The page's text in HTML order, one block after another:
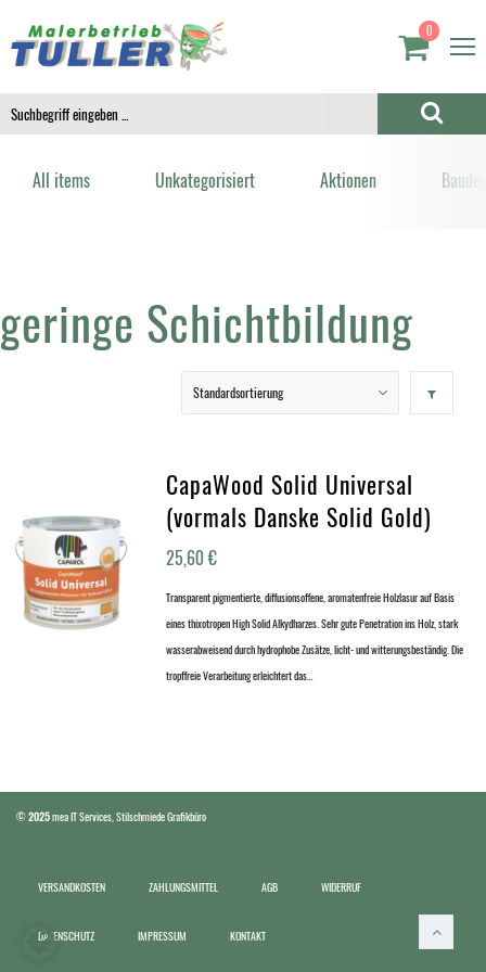
0
All items Unkategorisiert Aktionen
geringe Schichtbildung
CapaWood Solid Universal
(vormals Danske Solid Gold)
25,60€
Transparent pigmentierte, diffusionsoffene, aromatenfreie Holzlasur auf Basis
eines thixotropen High Solid Alkydharzes. Sehr gute Penetration ins Holz, stark
wasserabweisend durch hydrophobe Zusätze, licht- und witterungsbeständig. Die
tropffreie Verarbeitung erleichtert das…
©2025mea IT Services Stilschmiede Grafikbüro
VERSANDKOSTEN ZAHLUNGSMITTEL AGB WIDERRUF
DATENSCHUTZ IMPRESSUM KONTAKT